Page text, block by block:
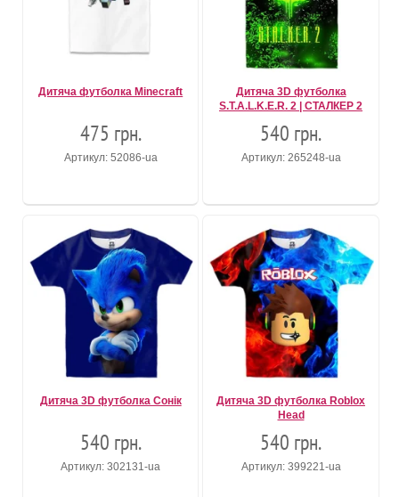
Дитяча футболка Minecraft
475 грн.
Артикул: 52086-ua
Дитяча 3D футболка
S.T.A.L.K.E.R. 2 | СТАЛКЕР 2
540 грн.
Артикул: 265248-ua
Дитяча 3D футболка Сонік
540 грн.
Артикул: 302131-ua
Дитяча 3D футболка Roblox
Head
540 грн.
Артикул: 399221-ua